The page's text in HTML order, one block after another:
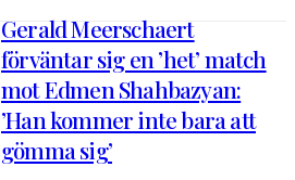
Gerald Meerschaert
förväntar sig en ’het’ match
mot Edmen Shahbazyan:
’Han kommer inte bara att
gömma sig’